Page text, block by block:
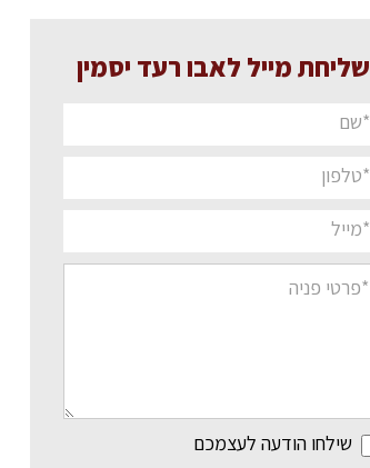
שליחת מייל לאבו רעד יסמין
שילחו הודעה לעצמכם